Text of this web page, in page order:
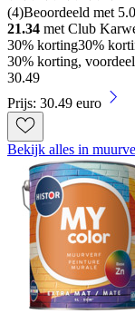
(4)Beoordeeld met
21.34 met Club
30% korting30%
30% korting,
30.49
Prijs: 30.49 euro
Bekijk alles in